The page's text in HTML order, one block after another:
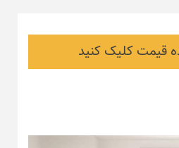
قیمت کلیک کنید